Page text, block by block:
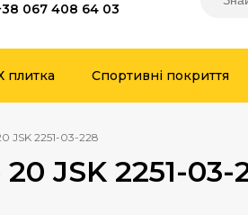
067 408 64 03
плитка Спортивні покриття
JSK 2251-03-228
JSK 2251-03-